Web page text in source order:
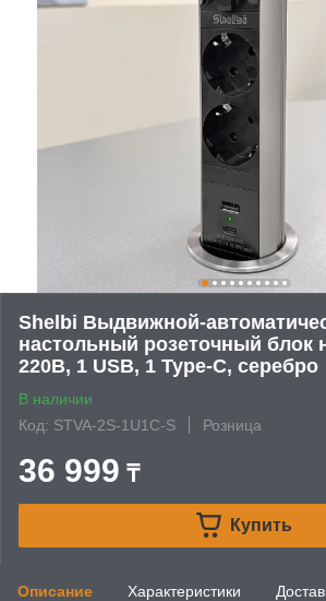
Shelbi Выдвижной-
настольный розеточный блок
220B, 1 USB, 1 Type-C, серебро
В наличии
Код: STVA-2S-1U1C-S
Розница
36 999 ₸
Купить
Описание Характеристики